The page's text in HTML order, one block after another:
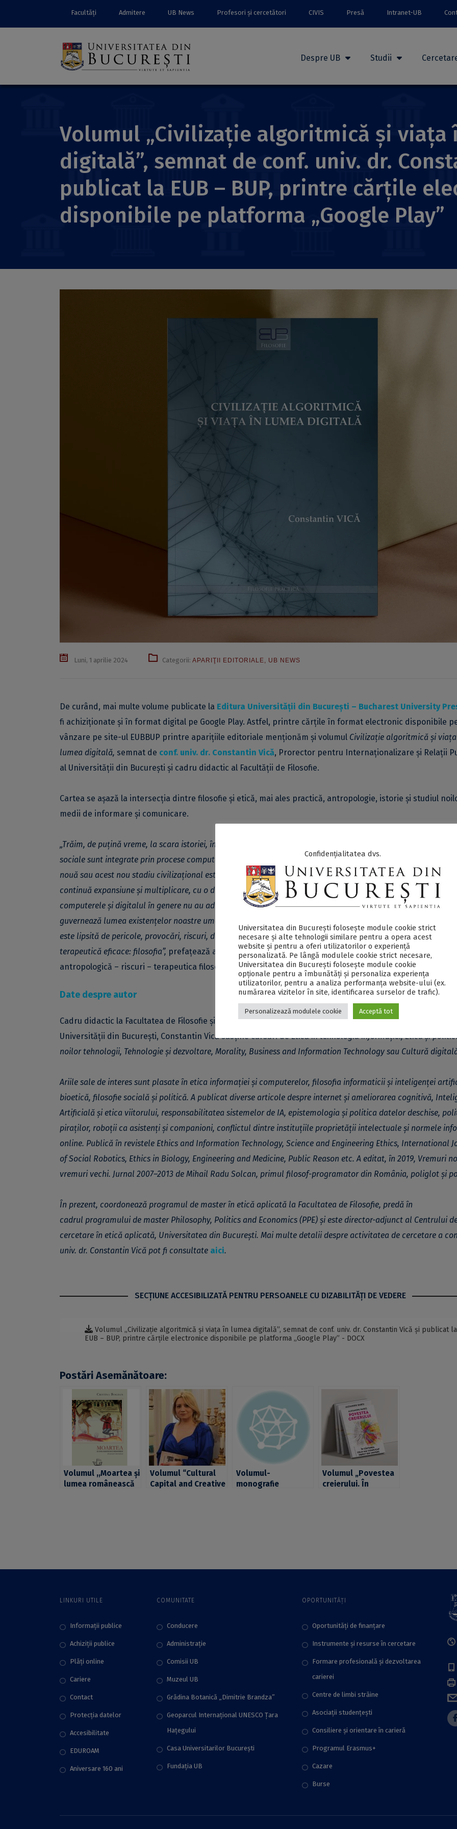
Facultăți Admitere UB News Profesori și cercetători CIVIS Presă Intranet-UB
Despre UB Studii
Volumul „Civilizație algoritmică și viața
digitală”, semnat de conf. univ. dr.
publicat la EUB – BUP, printre cărțile
disponibile pe platforma „Google Play”
Luni, 1 aprilie 2024 Categorii: APARIŢII EDITORIALE UB NEWS
De curând, mai multe volume publicate la Editura Universității din București – Bucharest University
fi achiziționate și în format digital pe Google Play. Astfel, printre cărțile în format electronic disponibile
vânzare pe site-ul EUBBUP printre aparițiile editoriale menționăm și volumul Civilizație algoritmică și
lumea digitală, semnat de conf. univ. dr. Constantin Vică, Prorector pentru Internaționalizare și Relații
al Universității din București și cadru didactic al Facultății de Filosofie.
Cartea se așază la intersecția dintre filosofie și etică, mai ales practică, antropologie, istorie și studiul
medii de informare și comunicare.
„Trăim, de puțină vreme, la scara istoriei, într-o civilizație algoritmică digitală, în care procesele vieții biologice
sociale sunt integrate prin procese computaționale, într-un ocean ambiental de date și informație. Această
nouă sau acest nou stadiu civilizațional este un cadru de superveniență pentru o diversitate de culturi și
continuă expansiune și multiplicare, cu o dinamică antropologică uimitoare. Contrar a ceea ce s-a crezut,
computerele și digitalul în genere nu au adus o unificare și nivelare, chiar dacă acțiunea algoritmică, prin care
guvernează lumea existențelor noastre umane, este una universală. Dar această lume a existenței
este lipsită de pericole, provocări, riscuri, dezordine sau antagonisme. Iar pentru acestea există dintotdeauna o
terapeutică eficace: filosofia”, prefațează autorul, accentuând relațiile dintre proces computațional –
antropologică – riscuri – terapeutica filosofiei.
Date despre autor
Cadru didactic la Facultatea de Filosofie și cercetător la Centrul de Cercetare în Etică Aplicată din cadrul
Universității din București, Constantin Vică susține cursuri deEtică în tehnologia informației, Etica și
noilor tehnologii, Tehnologie și dezvoltare, Morality, Business and Information Technology sau Cultură
Ariile sale de interes sunt plasate în etica informației și computerelor, filosofia informaticii și inteligenței
bioetică, filosofie socială și politică. A publicat diverse articole despre internet și ameliorarea cognitivă,
Artificială și etica viitorului, responsabilitatea sistemelor de IA, epistemologia și politica datelor deschise,
piraților, roboții ca asistenți și companioni, conflictul dintre instituțiile proprietății intelectuale și normele
online. Publică în revistele Ethics and Information Technology, Science and Engineering Ethics, International
of Social Robotics, Ethics in Biology, Engineering and Medicine, Public Reason etc. A editat, în 2019, Vremuri
vremuri vechi. Jurnal 2007–2013 de Mihail Radu Solcan, primul filosof-programator din România, poliglot și
În prezent, coordonează programul de master în etică aplicată la Facultatea de Filosofie, predă în
cadrul programului de master Philosophy, Politics and Economics (PPE) și este director-adjunct al Centrului
cercetare în etică aplicată, Universitatea din București. Mai multe detalii despre activitatea de cercetare a
univ. dr. Constantin Vică pot fi consultate aici.
SECŢIUNE ACCESIBILIZATĂ PENTRU PERSOANELE CU DIZABILITĂŢI DE VEDERE
Volumul „Civilizație algoritmică și viața în lumea digitală”, semnat de conf. univ. dr. Constantin Vică și publicat la
EUB – BUP, printre cărțile electronice disponibile pe platforma „Google Play” - DOCX
Postări Asemănătoare:
Volumul ,,Moartea şi
lumea românească
Observator cultural
Volumul “Cultural
Capital and Creative
Facultatea de
Routledge
Volumul-
monografie
University Press
Volumul „Povestea
creierului. În
LINKURI UTILE
Informații publice
Achiziții publice
Plăţi online
Cariere
Contact
Protecţia datelor
Accesibilitate
EDUROAM
Aniversare 160 ani
COMUNITATE
Conducere
Administraţie
Comisii UB
Muzeul UB
Grădina Botanică „Dimitrie Brandza”
Geoparcul Internațional UNESCO Țara
Hațegului
Casa Universitarilor București
Fundaţia UB
OPORTUNITĂȚI
Oportunități de finanțare
Instrumente și resurse în cercetare
Formare profesională și dezvoltarea
carierei
Centre de limbi străine
Asociații studențești
Consiliere şi orientare în carieră
Programul Erasmus+
Cazare
Burse
Confidențialitatea dvs.
Universitatea din București folosește module cookie strict
necesare și alte tehnologii similare pentru a opera acest
website și pentru a oferi utilizatorilor o experiență
personalizată. Pe lângă modulele cookie strict necesare,
Universitatea din București folosește module cookie
opționale pentru a îmbunătăți și personaliza experiența
utilizatorilor, pentru a analiza performanța website-ului (ex.
numărarea vizitelor în site, identificarea surselor de trafic).
Personalizează modulele cookie Acceptă tot